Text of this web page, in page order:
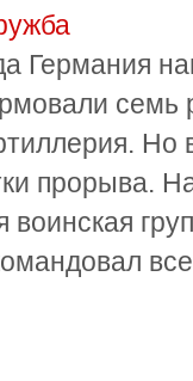
Германия
семь
Но
прорыва.